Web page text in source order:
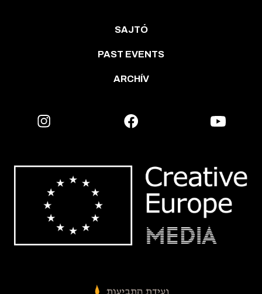
SAJTÓ
PAST EVENTS
ARCHÍV